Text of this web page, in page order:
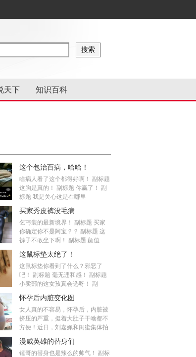
天下 知识百科
这个包治百病，哈哈！
啥病人看了这个都得好啊！ 副标题
这胸是真的！ 副标题 你赢了！ 副
标题 我是关心这是在哪里
买家秀皮裤没毛病
乞丐装的最新境界！ 副标题 买家
你确定你不是阿宝？？ 副标题 这
裤子不敢坐下啊！ 副标题 颜值
这鼠标垫太绝了！
这鼠标垫你看到了什么？邪恶了
吧！ 副标题 毫无违和感！ 副标题
小卖部的这女孩真会选呀！ 副
怀孕后内脏变化图
女人真的不容易，怀孕后，内脏被
挤压的严重，挺着大肚子干啥都不
方便！近日，刘嘉姵和闺蜜集体拍
漫威英雄的替身们
锤哥的替身也是辣么的帅气！ 副标